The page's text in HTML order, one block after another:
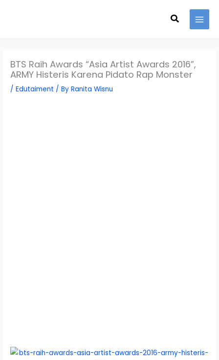
Search
BTS Raih Awards “Asia Artist Awards 2016”,
ARMY Histeris Karena Pidato Rap Monster
/Edutaiment / ByRanita Wisnu